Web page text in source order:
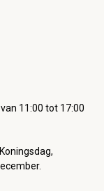
11:00 tot 17:00